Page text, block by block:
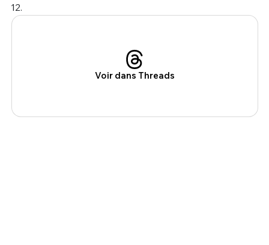
12.
Voir dans Threads